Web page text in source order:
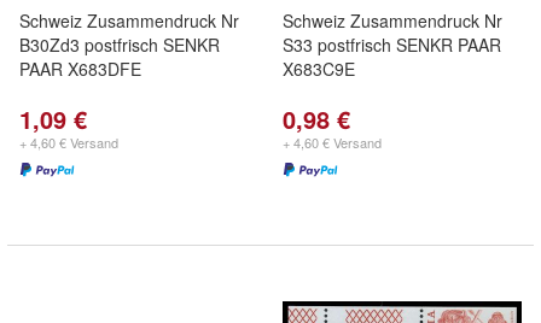
Schweiz Zusammendruck Nr
B30Zd3 postfrisch SENKR
PAAR X683DFE
1,09 €
+ 4,60 € Versand
Schweiz Zusammendruck Nr
S33 postfrisch SENKR PAAR
X683C9E
0,98 €
+ 4,60 € Versand